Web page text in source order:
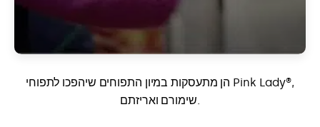
הן מתעסקות במיון התפוחים שיהפכו לתפוחי Pink Lady®,
שימורם ואריזתם.